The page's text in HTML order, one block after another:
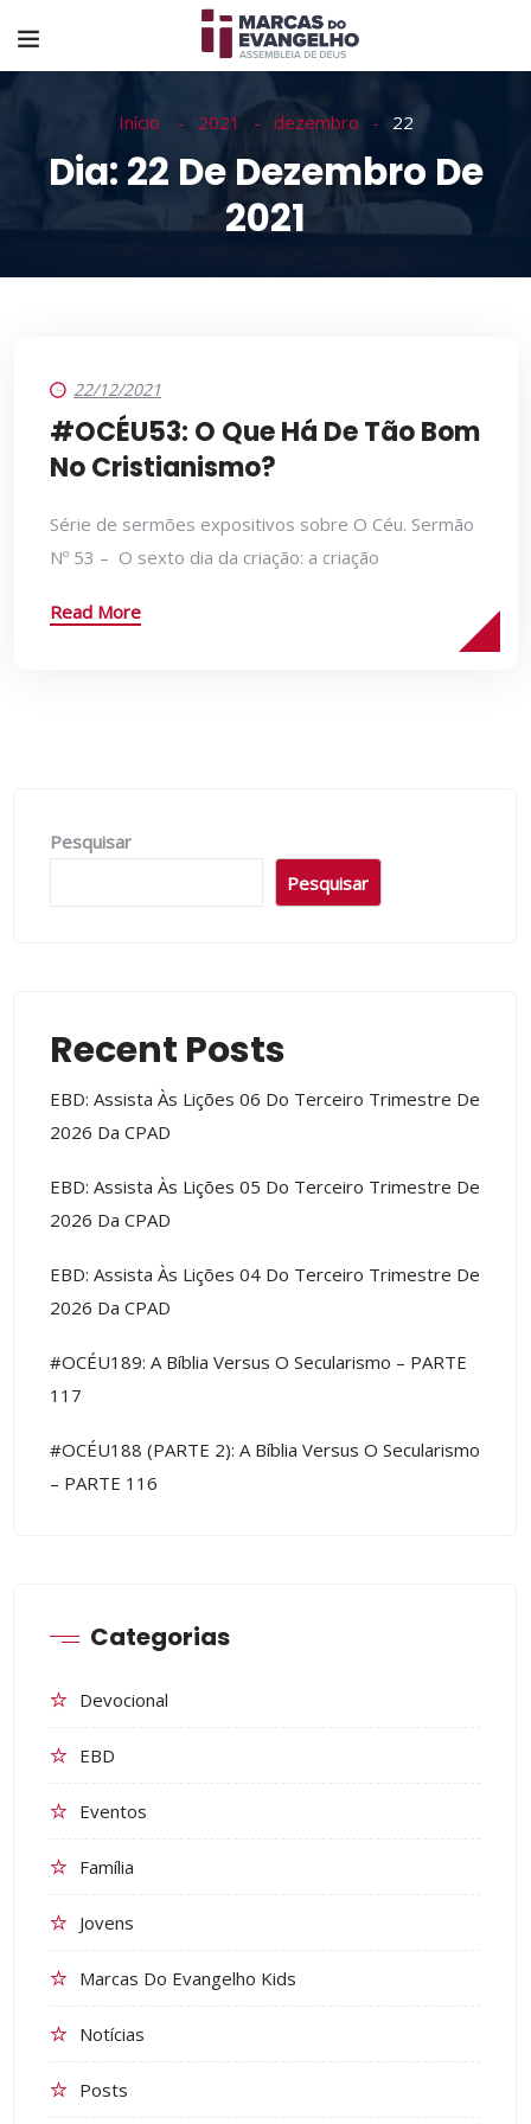
Início 2021 dezembro 22
Dia: 22 De Dezembro De
2021
22/12/2021
#OCÉU53: O Que Há De Tão Bom
No Cristianismo?
Série de sermões expositivos sobre O Céu. Sermão
Nº 53 – O sexto dia da criação: a criação
Read More
Pesquisar
Pesquisar
Recent Posts
EBD: Assista Às Lições 06 Do Terceiro Trimestre De
2026 Da CPAD
EBD: Assista Às Lições 05 Do Terceiro Trimestre De
2026 Da CPAD
EBD: Assista Às Lições 04 Do Terceiro Trimestre De
2026 Da CPAD
#OCÉU189: A Bíblia Versus O Secularismo – PARTE
117
#OCÉU188 (PARTE 2): A Bíblia Versus O Secularismo
– PARTE 116
Categorias
Devocional
EBD
Eventos
Família
Jovens
Marcas Do Evangelho Kids
Notícias
Posts